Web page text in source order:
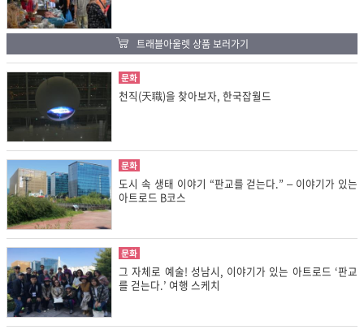
트래블아울렛 상품 보러가기
문화
천직(天職)을 찾아보자, 한국잡월드
문화
도시 속 생태 이야기 “판교를 걷는다.” – 이야기가 있는
아트로드 B코스
문화
그 자체로 예술! 성남시, 이야기가 있는 아트로드 ‘판교
를 걷는다.’ 여행 스케치